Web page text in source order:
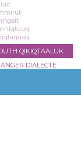
QIKIQTAALUK
DIALECTE